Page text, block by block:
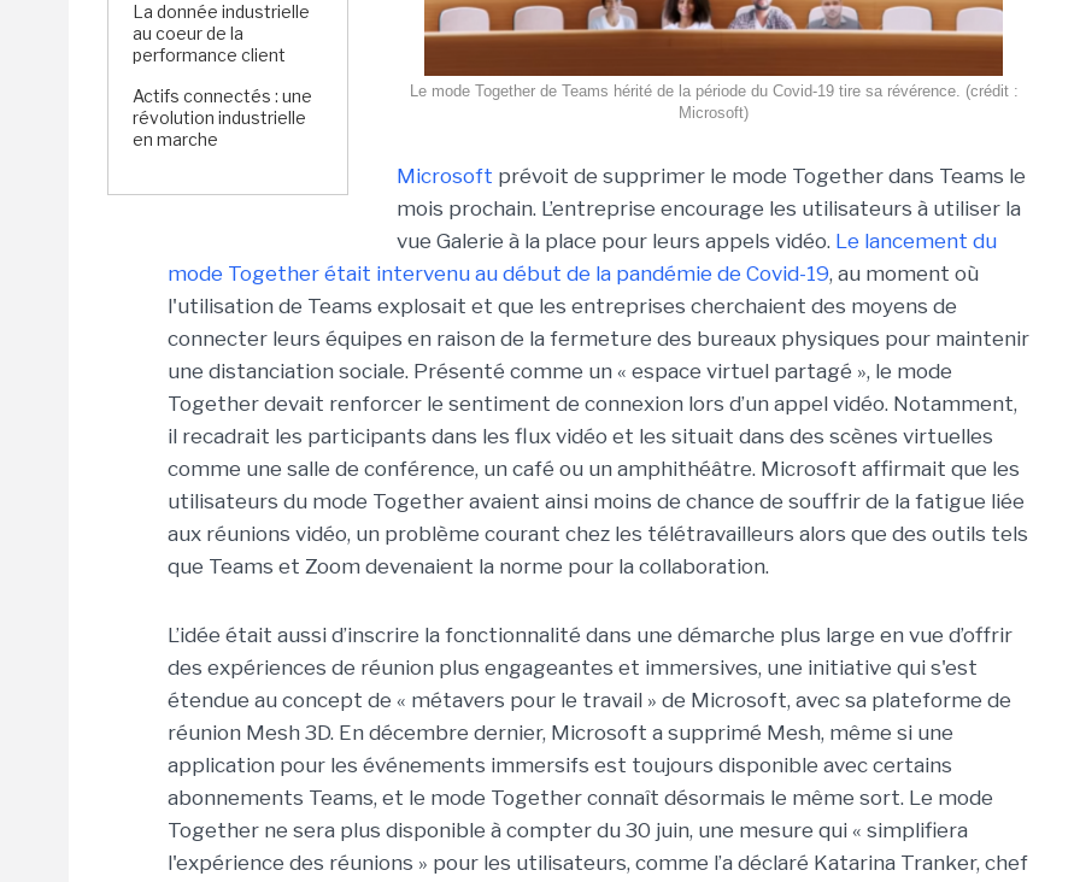
La donnée industrielle
au coeur de la
performance client
Actifs connectés : une
révolution industrielle
en marche
Le mode Together de Teams hérité de la période du Covid-19 tire sa révérence. (crédit :
Microsoft)
Microsoft prévoit de supprimer le mode Together dans Teams le
mois prochain. L’entreprise encourage les utilisateurs à utiliser la
vue Galerie à la place pour leurs appels vidéo. Le lancement du
mode Together était intervenu au début de la pandémie de Covid-19, au moment où
l'utilisation de Teams explosait et que les entreprises cherchaient des moyens de
connecter leurs équipes en raison de la fermeture des bureaux physiques pour maintenir
une distanciation sociale. Présenté comme un « espace virtuel partagé », le mode
Together devait renforcer le sentiment de connexion lors d’un appel vidéo. Notamment,
il recadrait les participants dans les flux vidéo et les situait dans des scènes virtuelles
comme une salle de conférence, un café ou un amphithéâtre. Microsoft affirmait que les
utilisateurs du mode Together avaient ainsi moins de chance de souffrir de la fatigue liée
aux réunions vidéo, un problème courant chez les télétravailleurs alors que des outils tels
que Teams et Zoom devenaient la norme pour la collaboration.
L’idée était aussi d’inscrire la fonctionnalité dans une démarche plus large en vue d’offrir
des expériences de réunion plus engageantes et immersives, une initiative qui s'est
étendue au concept de « métavers pour le travail » de Microsoft, avec sa plateforme de
réunion Mesh 3D. En décembre dernier, Microsoft a supprimé Mesh, même si une
application pour les événements immersifs est toujours disponible avec certains
abonnements Teams, et le mode Together connaît désormais le même sort. Le mode
Together ne sera plus disponible à compter du 30 juin, une mesure qui « simplifiera
l'expérience des réunions » pour les utilisateurs, comme l’a déclaré Katarina Tranker, chef